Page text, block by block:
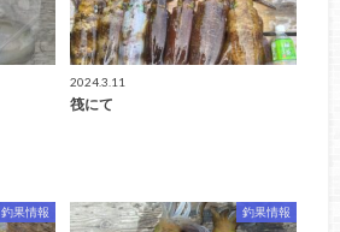
2024.3.11
筏にて
釣果情報 釣果情報